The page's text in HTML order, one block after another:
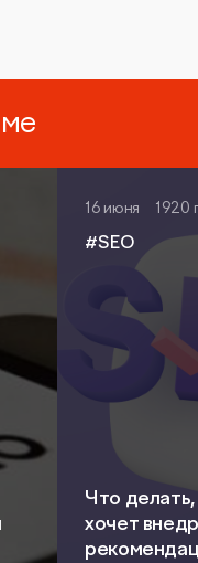
16 июня 1920
#SEO
Что
хочет